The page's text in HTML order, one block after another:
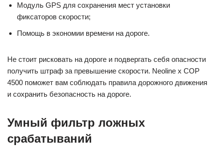
Модуль GPS для сохранения мест установки
фиксаторов скорости;
Помощь в экономии времени на дороге.
Не стоит рисковать на дороге и подвергать себя опасности
получить штраф за превышение скорости. Neoline x COP
4500 поможет вам соблюдать правила дорожного движения
и сохранить безопасность на дороге.
Умный фильтр ложных
срабатываний